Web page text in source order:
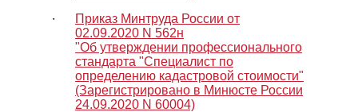
∙
Приказ Минтруда России от
02.09.2020 N 562н
"Об утверждении профессионального
стандарта "Специалист по
определению кадастровой стоимости"
(Зарегистрировано в Минюсте России
24.09.2020 N 60004)